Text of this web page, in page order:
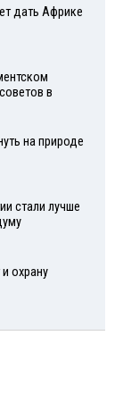
дать Африке
в
на природе
стали лучше
охрану